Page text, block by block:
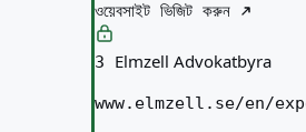
ওয়েবসাইট ভিজিট করুন
3 Elmzell Advokatbyra
www.elmzell.se/en/